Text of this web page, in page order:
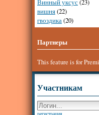
Винный уксус(23)
вишня(22)
гвоздика(20)
Партнеры
This feature is for
Участникам